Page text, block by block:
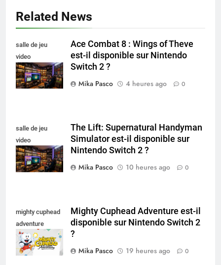
Related News
salle de jeu
video
collectionneur
Ace Combat 8 : Wings of Theve
est-il disponible sur Nintendo
Switch 2 ?
Mika Pasco
4 heures ago 0
salle de jeu
video
collectionneur
The Lift: Supernatural Handyman
Simulator est-il disponible sur
Nintendo Switch 2 ?
Mika Pasco
10 heures ago 0
mighty cuphead
adventure
nintendo switch
Mighty Cuphead Adventure est-il
disponible sur Nintendo Switch 2
?
Mika Pasco
19 heures ago 0